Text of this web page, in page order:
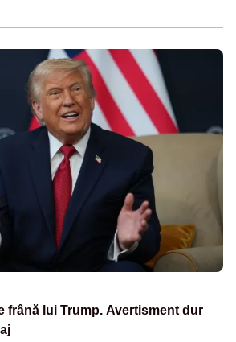
frână lui Trump. Avertisment dur